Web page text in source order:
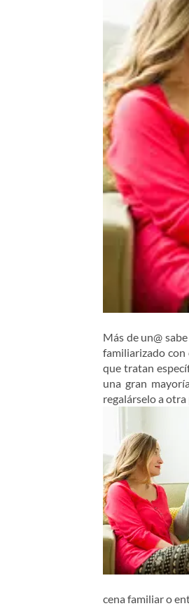
Más de un@
familiarizado con
que tratan
una gran
regalárselo a otra
cena familiar o